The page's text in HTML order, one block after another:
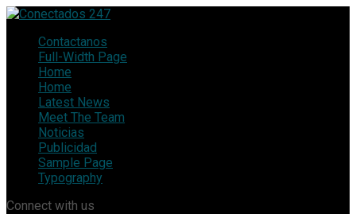
Contactanos
Full-Width Page
Home
Home
Latest News
Meet The Team
Noticias
Publicidad
Sample Page
Typography
Connect with us